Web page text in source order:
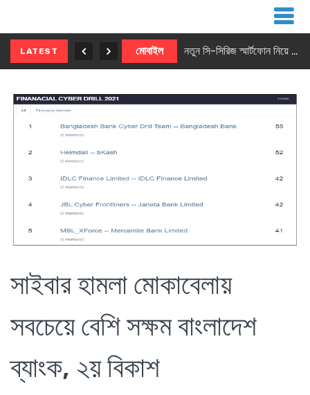
LATEST মোবাইল নতুন সি-সিরিজ স্মার্টফোন নিয়ে আসছে রিয়েলমি
সাইবার হামলা মোকাবেলায়
সবচেয়ে বেশি সক্ষম বাংলাদেশ
ব্যাংক, ২য় বিকাশ